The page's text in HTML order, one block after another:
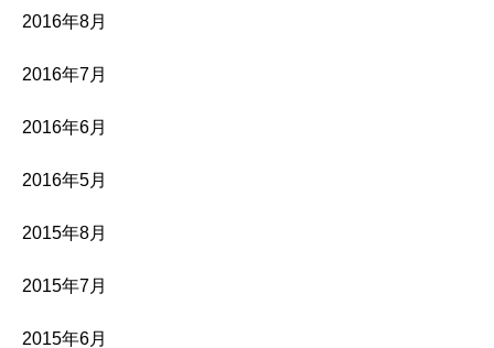
2016年8月
2016年7月
2016年6月
2016年5月
2015年8月
2015年7月
2015年6月